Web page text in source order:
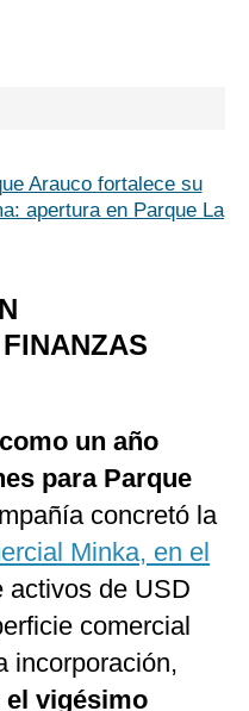
Arauco fortalece su
apertura en Parque La
un año
para Parque
concretó la
Minka, en el
activos de USD
comercial
incorporación,
el vigésimo